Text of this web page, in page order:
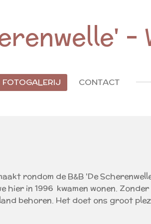
-
FOTOGALERIJ CONTACT
rondom de B&B 'De
hier in 1996 kwamen wonen.
behoren. Het doet ons groot